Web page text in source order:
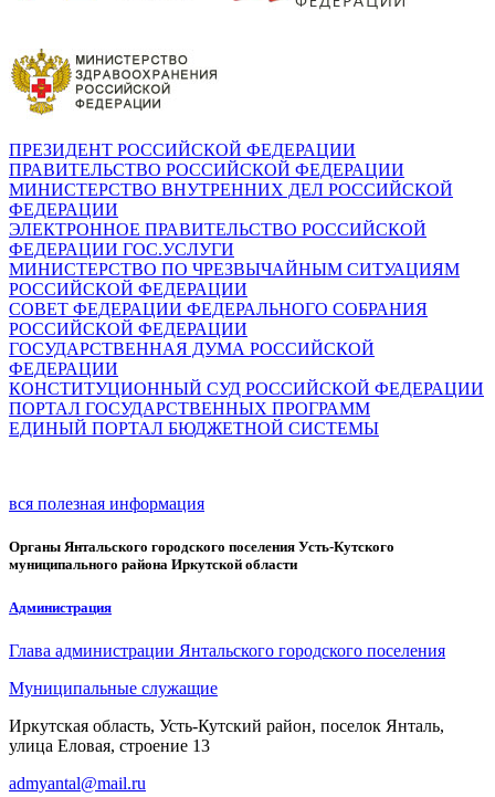
ПРЕЗИДЕНТ РОССИЙСКОЙ ФЕДЕРАЦИИ
ПРАВИТЕЛЬСТВО РОССИЙСКОЙ ФЕДЕРАЦИИ
МИНИСТЕРСТВО ВНУТРЕННИХ ДЕЛ РОССИЙСКОЙ
ФЕДЕРАЦИИ
ЭЛЕКТРОННОЕ ПРАВИТЕЛЬСТВО РОССИЙСКОЙ
ФЕДЕРАЦИИ ГОС.УСЛУГИ
МИНИСТЕРСТВО ПО ЧРЕЗВЫЧАЙНЫМ СИТУАЦИЯМ
РОССИЙСКОЙ ФЕДЕРАЦИИ
СОВЕТ ФЕДЕРАЦИИ ФЕДЕРАЛЬНОГО СОБРАНИЯ
РОССИЙСКОЙ ФЕДЕРАЦИИ
ГОСУДАРСТВЕННАЯ ДУМА РОССИЙСКОЙ
ФЕДЕРАЦИИ
КОНСТИТУЦИОННЫЙ СУД РОССИЙСКОЙ ФЕДЕРАЦИИ
ПОРТАЛ ГОСУДАРСТВЕННЫХ ПРОГРАММ
ЕДИНЫЙ ПОРТАЛ БЮДЖЕТНОЙ СИСТЕМЫ
вся полезная информация
Органы Янтальского городского поселения Усть-Кутского
муниципального района Иркутской области
Администрация
Глава администрации Янтальского городского поселения
Муниципальные служащие
Иркутская область, Усть-Кутский район, поселок Янталь,
улица Еловая, строение 13
admyantal@mail.ru